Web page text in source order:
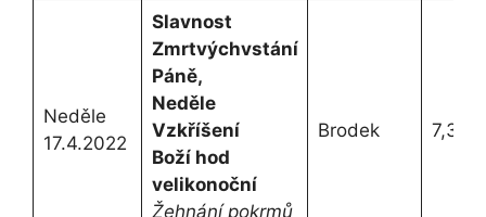
Neděle
17.4.2022
Slavnost
Zmrtvýchvstání
Páně,
Neděle
Vzkříšení
Boží hod
velikonoční
Žehnání pokrmů
Brodek 7,30h.